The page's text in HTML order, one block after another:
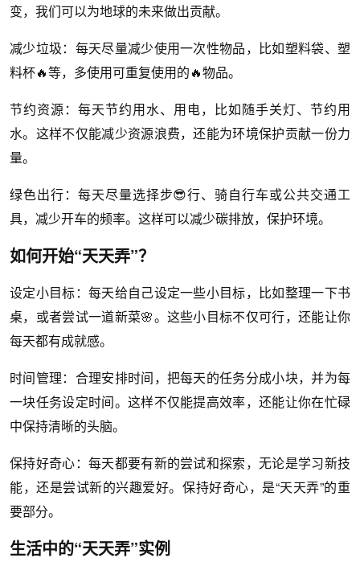
变，我们可以为地球的未来做出贡献。
减少垃圾：每天尽量减少使用一次性物品，比如塑料袋、塑
料杯🔥等，多使用可重复使用的🔥物品。
节约资源：每天节约用水、用电，比如随手关灯、节约用
水。这样不仅能减少资源浪费，还能为环境保护贡献一份力
量。
绿色出行：每天尽量选择步😎行、骑自行车或公共交通工
具，减少开车的频率。这样可以减少碳排放，保护环境。
如何开始“天天弄”？
设定小目标：每天给自己设定一些小目标，比如整理一下书
桌，或者尝试一道新菜🌸。这些小目标不仅可行，还能让你
每天都有成就感。
时间管理：合理安排时间，把每天的任务分成小块，并为每
一块任务设定时间。这样不仅能提高效率，还能让你在忙碌
中保持清晰的头脑。
保持好奇心：每天都要有新的尝试和探索，无论是学习新技
能，还是尝试新的兴趣爱好。保持好奇心，是“天天弄”的重
要部分。
生活中的“天天弄”实例